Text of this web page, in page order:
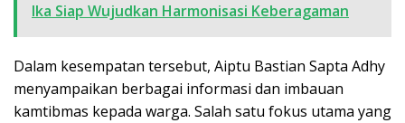
Ika Siap Wujudkan Harmonisasi Keberagaman
Dalam kesempatan tersebut, Aiptu Bastian Sapta Adhy
menyampaikan berbagai informasi dan imbauan
kamtibmas kepada warga. Salah satu fokus utama yang